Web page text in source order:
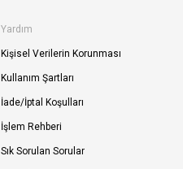
Yardım
Kişisel Verilerin Korunması
Kullanım Şartları
İade/İptal Koşulları
İşlem Rehberi
Sık Sorulan Sorular